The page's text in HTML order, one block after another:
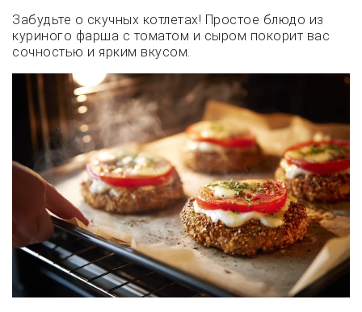
Забудьте о скучных котлетах! Простое блюдо из
куриного фарша с томатом и сыром покорит вас
сочностью и ярким вкусом.